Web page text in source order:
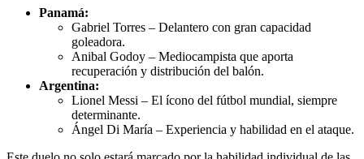
Panamá:
Gabriel Torres – Delantero con gran capacidad
goleadora.
Anibal Godoy – Mediocampista que aporta
recuperación y distribución del balón.
Argentina:
Lionel Messi – El ícono del fútbol mundial, siempre
determinante.
Ángel Di María – Experiencia y habilidad en el ataque.